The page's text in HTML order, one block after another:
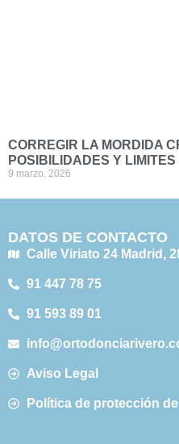
CORREGIR LA MORDIDA
POSIBILIDADES Y LIMITES
9 marzo, 2026
DATOS DE CONTACTO
Calle Viriato 24 Madrid,
91 447 78 75
91 593 89 01
Aviso Legal
Política de protección